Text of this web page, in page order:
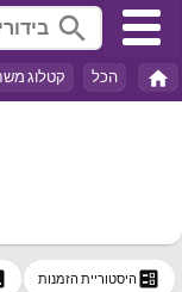
search
home הכל קטלוג
ballot היסטוריית הזמנות